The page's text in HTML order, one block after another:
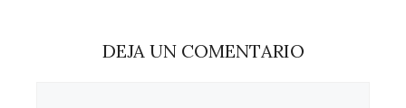
DEJA UN COMENTARIO